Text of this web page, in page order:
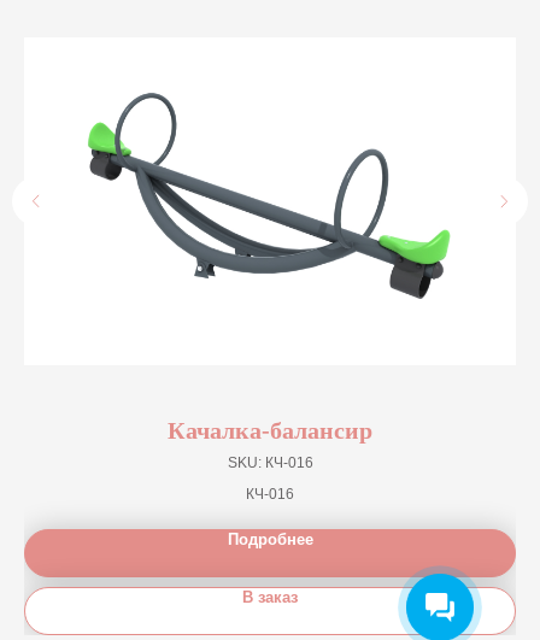
Качалка-балансир
SKU: КЧ-016
КЧ-016
Подробнее
В заказ